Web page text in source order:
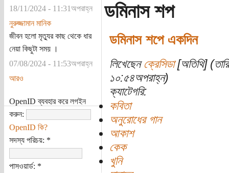
18/11/2024 - 11:31অপরাহ্ন
নুরুজ্জামান মানিক
জীবন হলো মৃত্যুর কাছ থেকে ধার
নেয়া কিছুটা সময় ।
07/08/2024 - 11:53অপরাহ্ন
আরও
OpenID ব্যবহার করে লগইন
করুন:
OpenID কি?
সদস্য পরিচয়: *
পাসওয়ার্ড: *
ডমিনাস শপ
ডমিনাস শপে একদিন
লিখেছেন ক্রেসিডা[অতিথি]
১০:৫৪অপরাহ্ন)
ক্যাটেগরি:
কবিতা
অনুরোধের গান
আকাশ
কেক
খুনি